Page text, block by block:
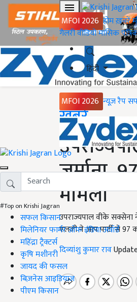
MFOI 2026 होमख़बरें
गैलरीवीडियोमासिक
हिंदी
MFOI 2026 न्यूज़ रैप
#Top on Krishi Jagran
सफल किसान
मिलेनियर फार्मर ऑफ इंडिया अवॉर्ड
महिंद्रा ट्रैक्टर्स
कृषि मशीनरी
जायद की फसल
बिज़नेस आइडियाज
पीएम किसान
Home
ख़बरें
जुर्माना,
मामला
उपराज्यपाल वीके सक्सेना
एलजी ने आप पार्टी से 97
दिव्यांशु कुमार राव